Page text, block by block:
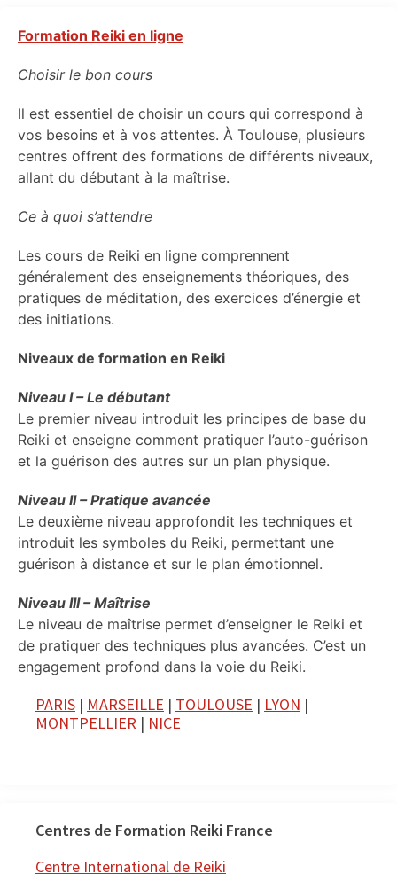
Formation Reiki en ligne
Choisir le bon cours
Il est essentiel de choisir un cours qui correspond à
vos besoins et à vos attentes. À Toulouse, plusieurs
centres offrent des formations de différents niveaux,
allant du débutant à la maîtrise.
Ce à quoi s’attendre
Les cours de Reiki en ligne comprennent
généralement des enseignements théoriques, des
pratiques de méditation, des exercices d’énergie et
des initiations.
Niveaux de formation en Reiki
Niveau I – Le débutant
Le premier niveau introduit les principes de base du
Reiki et enseigne comment pratiquer l’auto-guérison
et la guérison des autres sur un plan physique.
Niveau II – Pratique avancée
Le deuxième niveau approfondit les techniques et
introduit les symboles du Reiki, permettant une
guérison à distance et sur le plan émotionnel.
Niveau III – Maîtrise
Le niveau de maîtrise permet d’enseigner le Reiki et
de pratiquer des techniques plus avancées. C’est un
engagement profond dans la voie du Reiki.
PARIS | MARSEILLE | TOULOUSE | LYON |
MONTPELLIER | NICE
Centres de Formation Reiki France
Centre International de Reiki